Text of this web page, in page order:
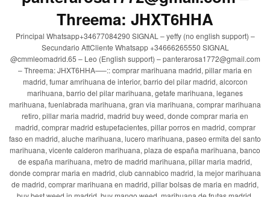
Threema: JHXT6HHA
Principal Whatsapp+34677084290 SIGNAL – yeffy (no english support) –
Secundario AttCliente Whatsapp +34666265550 SIGNAL
@cmmleomadrid.65 – Leo (English support) – panterarosa1772@gmail.com
– Threema: JHXT6HHA—–:: comprar marihuana madrid, pillar maria en
madrid, fumar amrihuana de interior, barrio del pilar madrid, alcorcon
marihuana, barrio del pilar marihuana, getafe marihuana, leganes
marihuana, fuenlabrada marihuana, gran via marihuana, comprar marihuana
retiro, pillar maria madrid, madrid buy weed, donde comprar maria en
madrid, comprar madrid estupefacientes, pillar porros en madrid, comprar
faso en madrid, aluche marihuana, lucero marihuana, paseo ermita del santo
marihuana, vicente calderon marihuana, plaza de españa marihuana, banco
de españa marihuana, metro de madrid marihuana, pillar maria madrid,
donde comprar maria en madrid, club cannabico madrid, la mejor marihuana
de madrid, comprar marihuana en madrid, pillar bolsas de maria en madrid,